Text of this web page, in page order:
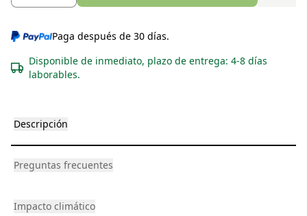
Paga después de 30 días.
Disponible de inmediato, plazo de entrega: 4-8 días
laborables.
Descripción
Preguntas frecuentes
Impacto climático